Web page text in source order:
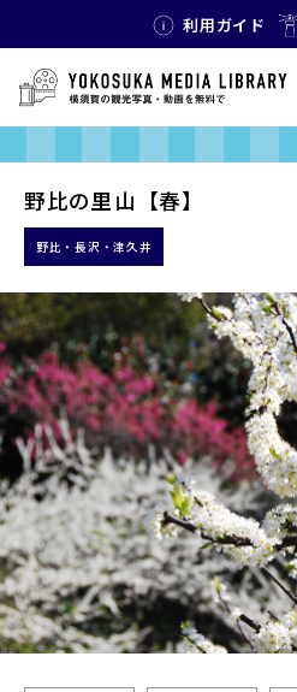
利用ガイド
野比の里山【春】
野比・長沢・津久井